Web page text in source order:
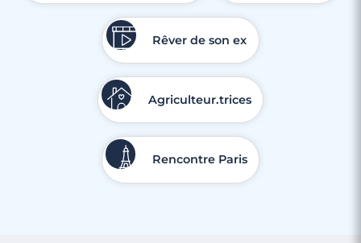
Rêver de son ex
Agriculteur.trices
Rencontre Paris